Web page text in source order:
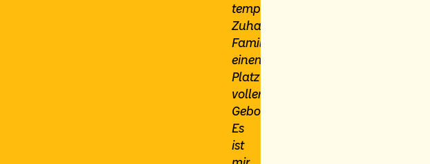
temporäres
Zuhause
Familien
einen
Platz
voller
Geborgenheit.
Es
ist